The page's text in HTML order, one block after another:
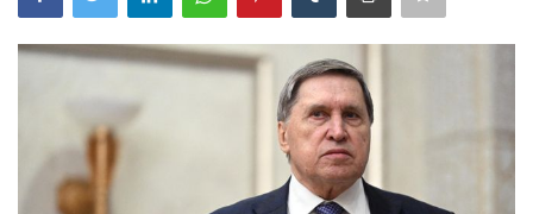
Экономика
Спорт
Туризм